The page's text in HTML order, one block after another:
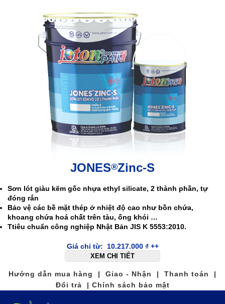
JONES®Zinc-S
Sơn lót giàu kẽm gốc nhựa ethyl silicate, 2 thành phần, tự
đóng rắn
Bảo vệ các bề mặt thép ở nhiệt độ cao như bồn chứa,
khoang chứa hoá chất trên tàu, ống khói …
Ttiêu chuẩn công nghiệp Nhật Bản JIS K 5553:2010.
Giá chỉ từ: 10.217.000 ₫++
XEM CHI TIẾT
Hướng dẫn mua hàng | Giao - Nhận | Thanh toán |
Đổi trả | Chính sách bảo mật